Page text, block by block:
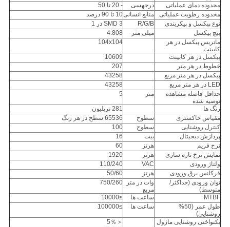
محدوده دمای عملیاتی
درجهسی
- 20 تا 50
محدوده رطوبت عملیاتی
منابع انسانی10 تا 90 درصد
نوع پیکسل و پیکربندی
R/G/B
SMD 3 در 1
پیچ پیکسل
میلی متر
4.808
ماتریس پیکسل در هر
کابینت
104x104
پیکسل در هر کابینت
10609
خطوط در هر متر
207
پیکسل در هر متر مربع
43258
LED در هر متر مربع
43258
حداقل فاصله مشاهده
توصیه شده
متر 5
رنگ ها
281 تریلیون
مقیاس خاکستری
سطوح
65536 سطح در هر رنگ
کنترل روشنایی
سطوح
100
پردازش دیجیتال
بیت
16
نرخ فریم
هرتز
60
نمایش نرخ تازه سازی
هرتز
1920
ولتاژ ورودی
VAC
110/240
فرکانس برق ورودی
هرتز
50/60
توان ورودی (حداکثر/
متوسط)
وات در متر
مربع
750/260
MTBF ساعت ها
≥10000
طول عمر (50%
روشنایی)
ساعت ها ≥100000
یکنواختی روشنایی ماژول
＜5％